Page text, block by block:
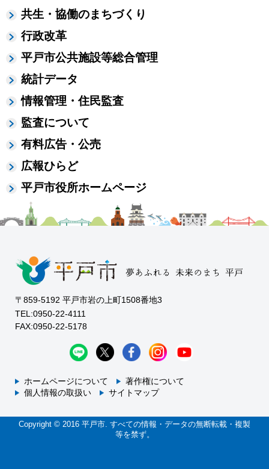
共生・協働のまちづくり
行政改革
平戸市公共施設等総合管理
統計データ
情報管理・住民監査
監査について
有料広告・公売
広報ひらど
平戸市役所ホームページ
〒859-5192 平戸市岩の上町1508番地3
TEL:0950-22-4111
FAX:0950-22-5178
ホームページについて
著作権について
個人情報の取扱い
サイトマップ
Copyright © 2016 平戸市. すべての情報・データの無断転載・複製
等を禁ず。